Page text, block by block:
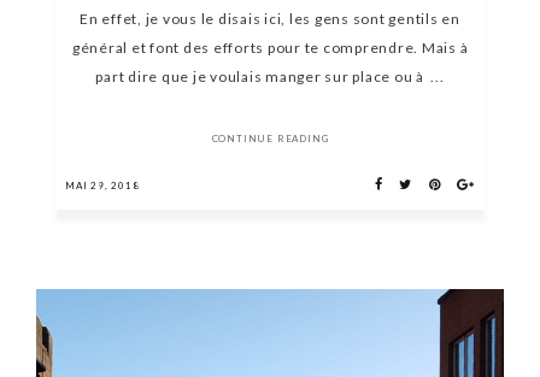
En effet, je vous le disais ici, les gens sont gentils en
général et font des efforts pour te comprendre. Mais à
part dire que je voulais manger sur place ou à ...
CONTINUE READING
MAI 29, 2018